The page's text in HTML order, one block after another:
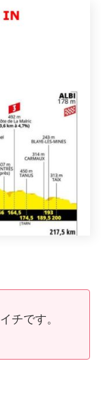
チです。